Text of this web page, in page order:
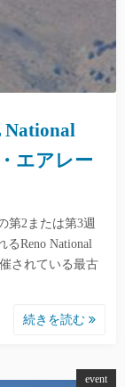
National
エアレー
第2または第3週
Reno National
されている最古
続きを読む
event